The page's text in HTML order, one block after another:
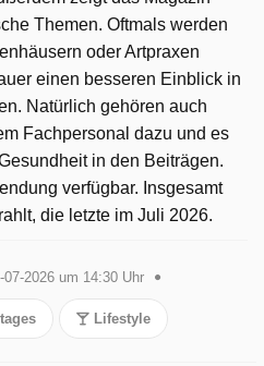
Themen. Oftmals werden
oder Artpraxen
einen besseren Einblick in
Natürlich gehören auch
Fachpersonal dazu und es
in den Beiträgen.
verfügbar. Insgesamt
die letzte im Juli 2026.
07-2026 um 14:30 Uhr
Lifestyle